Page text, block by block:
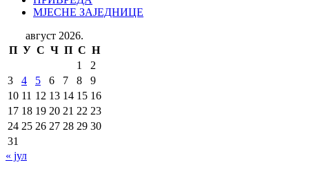
МЈЕСНЕ ЗАЈЕДНИЦЕ
август 2026.
П У С Ч П С Н
1
2
3
4 5 6 7 8
9
10 11 12 13 14 15 16
17 18 19 20 21 22 23
24 25 26 27 28 29 30
31
« јул